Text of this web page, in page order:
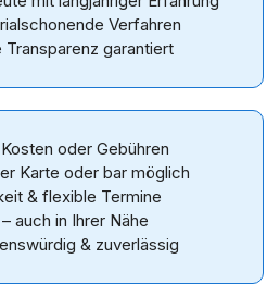
Verfahren
Transparenz garantiert
oder Gebühren
Karte oder bar möglich
& flexible Termine
auch in Ihrer Nähe
& zuverlässig